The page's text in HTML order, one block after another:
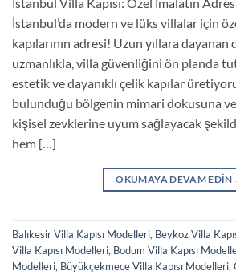
İstanbul’da modern ve lüks villalar için
kapılarının adresi! Uzun yıllara dayanan
uzmanlıkla, villa güvenliğini ön planda
estetik ve dayanıklı çelik kapılar
bulunduğu bölgenin mimari dokusuna
kişisel zevklerine uyum sağlayacak
hem […]
OKUMAYA DEVAM EDIN
Balıkesir Villa Kapısı Modelleri, Beykoz Villa
Villa Kapısı Modelleri, Bodum Villa Kapısı
Modelleri, Büyükçekmece Villa Kapısı Modelleri,